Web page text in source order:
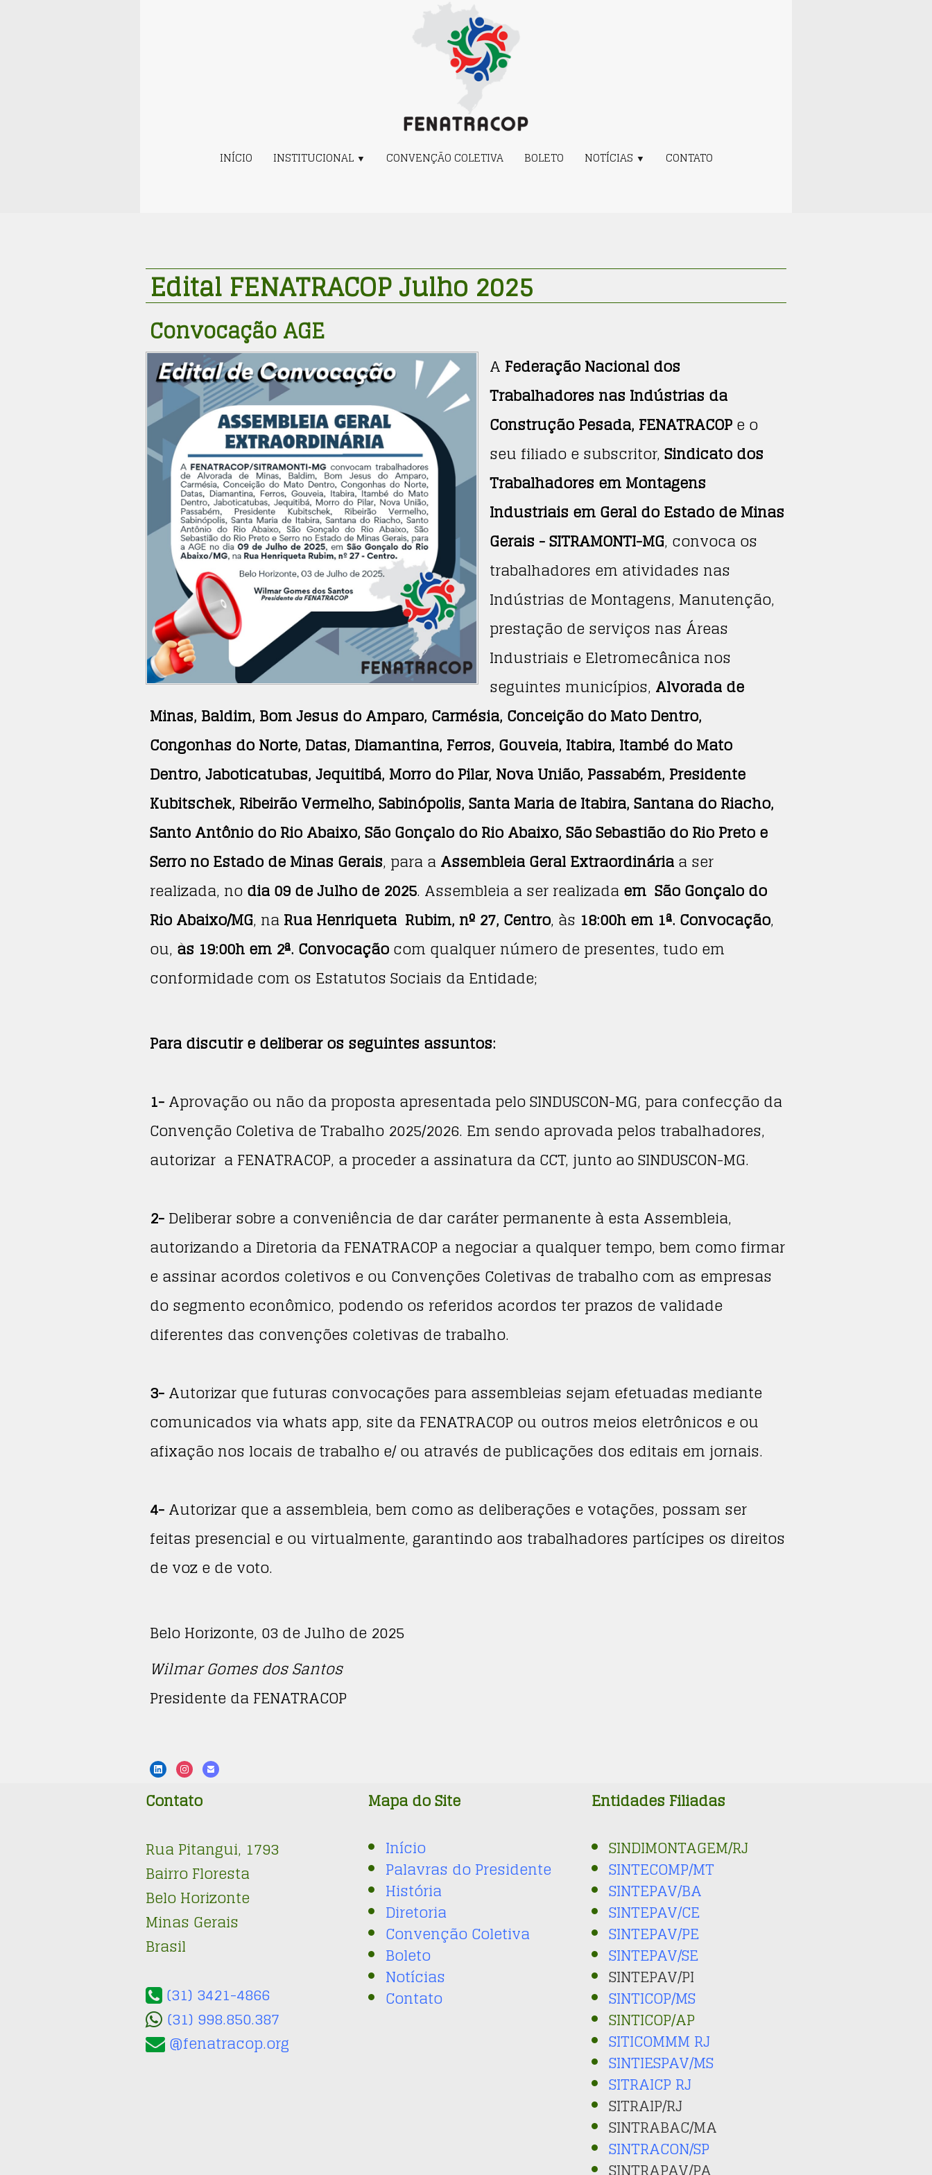
INÍCIO INSTITUCIONAL ▼ CONVENÇÃO COLETIVA BOLETO NOTÍCIAS ▼ CONTATO
Edital FENATRACOP Julho 2025
Convocação AGE
A Federação Nacional dos
Trabalhadores nas Indústrias da
Construção Pesada, FENATRACOPe o
seu filiado e subscritor, Sindicato dos
Trabalhadores em Montagens
Industriais em Geral do Estado de Minas
Gerais - SITRAMONTI-MG, convoca os
trabalhadores em atividades nas
Indústrias de Montagens, Manutenção,
prestação de serviços nas Áreas
Industriais e Eletromecânica nos
seguintes municípios, Alvorada de
Minas, Baldim, Bom Jesus do Amparo, Carmésia, Conceição do Mato Dentro,
Congonhas do Norte, Datas, Diamantina, Ferros, Gouveia, Itabira, Itambé do Mato
Dentro, Jaboticatubas, Jequitibá, Morro do Pilar, Nova União, Passabém, Presidente
Kubitschek, Ribeirão Vermelho, Sabinópolis, Santa Maria de Itabira, Santana do Riacho,
Santo Antônio do Rio Abaixo, São Gonçalo do Rio Abaixo, São Sebastião do Rio Preto e
Serro no Estado de Minas Gerais, para aAssembleia Geral Extraordináriaa ser
realizada, nodia 09 de Julho de 2025. Assembleia a ser realizadaem São Gonçalo do
Rio Abaixo/MG, naRua Henriqueta Rubim, nº 27, Centro, às 18:00h em 1ª. Convocação,
ou, às 19:00h em 2ª. Convocaçãocom qualquer número de presentes, tudo em
conformidade com os Estatutos Sociais da Entidade;
Para discutir e deliberar os seguintes assuntos:
1-Aprovação ou não da proposta apresentada pelo SINDUSCON-MG, para confecção da
Convenção Coletiva de Trabalho 2025/2026. Em sendo aprovada pelos trabalhadores,
autorizar a FENATRACOP, a proceder a assinatura da CCT, junto ao SINDUSCON-MG.
2-Deliberar sobre a conveniência de dar caráter permanente à esta Assembleia,
autorizando a Diretoria da FENATRACOP a negociar a qualquer tempo, bem como firmar
e assinar acordos coletivos e ou Convenções Coletivas de trabalho com as empresas
do segmento econômico, podendo os referidos acordos ter prazos de validade
diferentes das convenções coletivas de trabalho.
3-Autorizar que futuras convocações para assembleias sejam efetuadas mediante
comunicados via whats app, site da FENATRACOP ou outros meios eletrônicos e ou
afixação nos locais de trabalho e/ ou através de publicações dos editais em jornais.
4-Autorizar que a assembleia, bem como as deliberações e votações, possam ser
feitas presencial e ou virtualmente, garantindo aos trabalhadores partícipes os direitos
de voz e de voto.
Belo Horizonte, 03 de Julho de 2025
Wilmar Gomes dos Santos
Presidente da FENATRACOP
Contato
Rua Pitangui, 1793
Bairro Floresta
Belo Horizonte
Minas Gerais
Brasil
(31) 3421-4866
(31) 998.850.387
@fenatracop.org
Mapa do Site
Início
Palavras do Presidente
História
Diretoria
Convenção Coletiva
Boleto
Notícias
Contato
Entidades Filiadas
SINDIMONTAGEM/RJ
SINTECOMP/MT
SINTEPAV/BA
SINTEPAV/CE
SINTEPAV/PE
SINTEPAV/SE
SINTEPAV/PI
SINTICOP/MS
SINTICOP/AP
SITICOMMM RJ
SINTIESPAV/MS
SITRAICP RJ
SITRAIP/RJ
SINTRABAC/MA
SINTRACON/SP